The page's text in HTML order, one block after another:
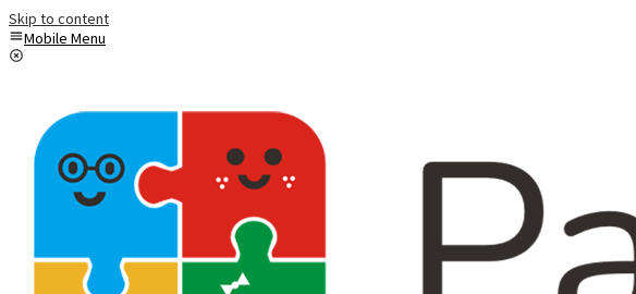
Skip to content
Mobile Menu